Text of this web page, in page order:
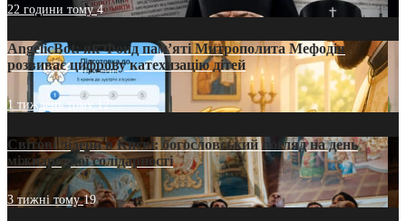
22 години тому4
AngelicBot: як Фонд пам’яті Митрополита Мефодія
розвиває цифрову катехизацію дітей
1 тиждень тому12
Світові лідери в Києві: богословський погляд на день
міжнародної солідарності
3 тижні тому19